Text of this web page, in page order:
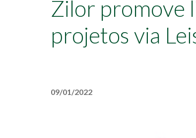
Zilor promove
projetos via
09/01/2022